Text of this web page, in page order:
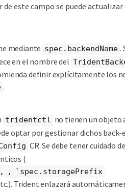
este campo se puede actualizar
mediante spec.backendName .
en el nombre del
definir explícitamente los
.
tridentctl no tienen un objeto
optar por gestionar dichos back-
CR. Se debe tener cuidado
(
, , , `spec.storagePrefix
Trident enlazará